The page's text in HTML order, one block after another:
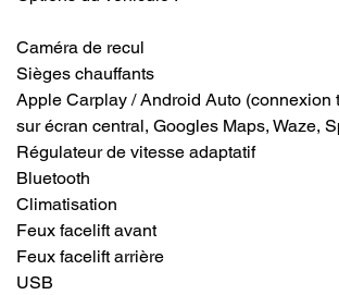
Caméra de recul
Sièges chauffants
Apple Carplay / Android Auto
sur écran central, Googles Maps, Waze,
Régulateur de vitesse adaptatif
Bluetooth
Climatisation
Feux facelift avant
Feux facelift arrière
USB